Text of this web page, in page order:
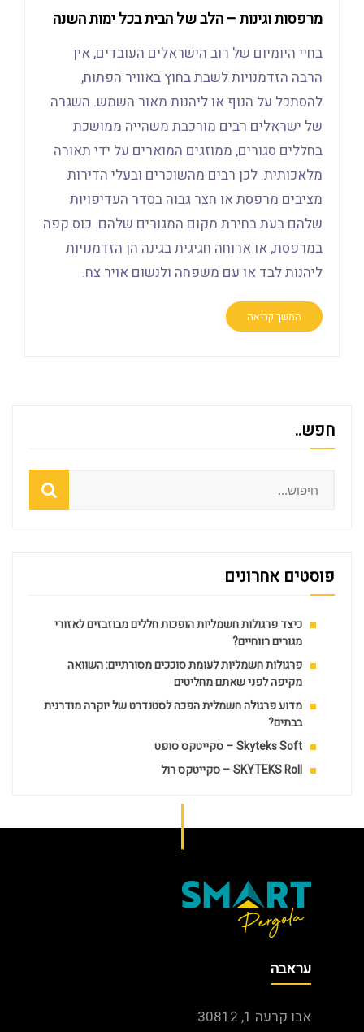
מרפסות וגינות – הלב של הבית בכל ימות השנה
בחיי היומיום של רוב הישראלים העובדים, אין
הרבה הזדמנויות לשבת בחוץ באוויר הפתוח,
להסתכל על הנוף או ליהנות מאור השמש. השגרה
של ישראלים רבים מורכבת משהייה ממושכת
בחללים סגורים, ממוזגים המוארים על ידי תאורה
מלאכותית. לכן רבים מהשוכרים ובעלי הדירות
מציבים מרפסת או חצר גבוה בסדר העדיפויות
שלהם בעת בחירת מקום המגורים שלהם. כוס קפה
במרפסת, או ארוחה חגיגית בגינה הן הזדמנויות
ליהנות לבד או עם משפחה ולנשום אויר צח.
המשך קריאה
חפש..
פוסטים אחרונים
כיצד פרגולות חשמליות הופכות חללים מבוזבזים לאזורי
מגורים רווחיים?
פרגולות חשמליות לעומת סוככים מסורתיים: השוואה
מקיפה לפני שאתם מחליטים
מדוע פרגולה חשמלית הפכה לסטנדרט של יוקרה מודרנית
בבתים?
Skyteks Soft – סקייטקס סופט
SKYTEKS Roll – סקייטקס רול
עראבה
אבו קרעה 1, 30812